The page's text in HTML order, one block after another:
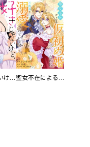
好きじゃないけど、抱いてください【電子単行本版／特典おまけ付き】 聖女不在による仮初め婚なのに、不器用な王太子に溺愛されています【電子単行本版／特典おまけ付き】